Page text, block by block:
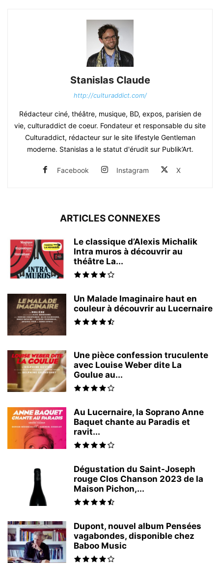
Stanislas Claude
http://culturaddict.com/
Rédacteur ciné, théâtre, musique, BD, expos, parisien de
vie, culturaddict de coeur. Fondateur et responsable du site
Culturaddict, rédacteur sur le site lifestyle Gentleman
moderne. Stanislas a le statut d'érudit sur Publik’Art.
Facebook Instagram X
ARTICLES CONNEXES
Le classique d’Alexis Michalik
Intra muros à découvrir au
théâtre La...
Un Malade Imaginaire haut en
couleur à découvrir au Lucernaire
Une pièce confession truculente
avec Louise Weber dite La
Goulue au...
Au Lucernaire, la Soprano Anne
Baquet chante au Paradis et
ravit...
Dégustation du Saint-Joseph
rouge Clos Chanson 2023 de la
Maison Pichon,...
Dupont, nouvel album Pensées
vagabondes, disponible chez
Baboo Music